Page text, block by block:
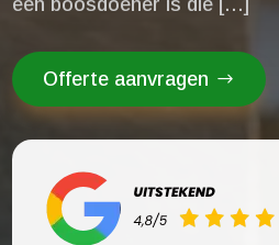
een boosdoener is die […]
Offerte aanvragen